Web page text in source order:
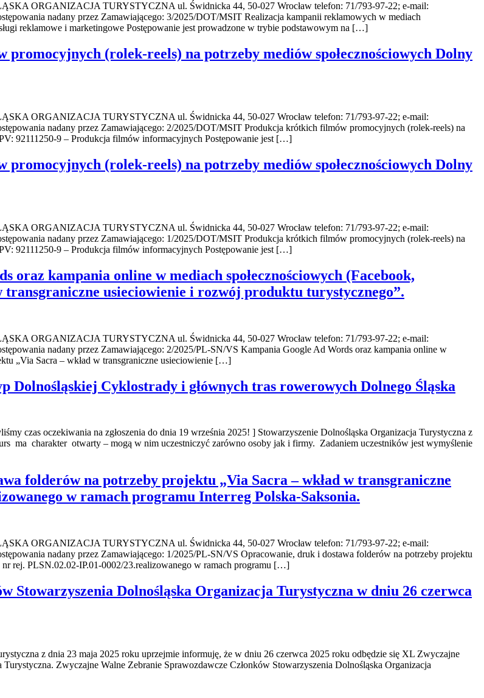
ORGANIZACJA TURYSTYCZNA ul. Świdnicka 44, 50-027 Wrocław telefon: 71/793-97-22; e-mail:
nadany przez Zamawiającego: 3/2025/DOT/MSIT Realizacja kampanii reklamowych w mediach
reklamowe i marketingowe Postępowanie jest prowadzone w trybie podstawowym na […]
(rolek-reels) na potrzeby mediów społecznościowych Dolny
ORGANIZACJA TURYSTYCZNA ul. Świdnicka 44, 50-027 Wrocław telefon: 71/793-97-22; e-mail:
nadany przez Zamawiającego: 2/2025/DOT/MSIT Produkcja krótkich filmów promocyjnych (rolek-reels) na
92111250-9 – Produkcja filmów informacyjnych Postępowanie jest […]
(rolek-reels) na potrzeby mediów społecznościowych Dolny
ORGANIZACJA TURYSTYCZNA ul. Świdnicka 44, 50-027 Wrocław telefon: 71/793-97-22; e-mail:
nadany przez Zamawiającego: 1/2025/DOT/MSIT Produkcja krótkich filmów promocyjnych (rolek-reels) na
92111250-9 – Produkcja filmów informacyjnych Postępowanie jest […]
oraz kampania online w mediach społecznościowych (Facebook,
usieciowienie i rozwój produktu turystycznego”.
ORGANIZACJA TURYSTYCZNA ul. Świdnicka 44, 50-027 Wrocław telefon: 71/793-97-22; e-mail:
nadany przez Zamawiającego: 2/2025/PL-SN/VS Kampania Google Ad Words oraz kampania online w
„Via Sacra – wkład w transgraniczne usieciowienie […]
Cyklostrady i głównych tras rowerowych Dolnego Śląska
czas oczekiwania na zgłoszenia do dnia 19 września 2025! ] Stowarzyszenie Dolnośląska Organizacja Turystyczna z
ma charakter otwarty – mogą w nim uczestniczyć zarówno osoby jak i firmy. Zadaniem uczestników jest wymyślenie
folderów na potrzeby projektu „Via Sacra – wkład w transgraniczne
w ramach programu Interreg Polska-Saksonia.
ORGANIZACJA TURYSTYCZNA ul. Świdnicka 44, 50-027 Wrocław telefon: 71/793-97-22; e-mail:
nadany przez Zamawiającego: 1/2025/PL-SN/VS Opracowanie, druk i dostawa folderów na potrzeby projektu
rej. PLSN.02.02-IP.01-0002/23.realizowanego w ramach programu […]
Stowarzyszenia Dolnośląska Organizacja Turystyczna w dniu 26 czerwca
z dnia 23 maja 2025 roku uprzejmie informuję, że w dniu 26 czerwca 2025 roku odbędzie się XL Zwyczajne
Zwyczajne Walne Zebranie Sprawozdawcze Członków Stowarzyszenia Dolnośląska Organizacja